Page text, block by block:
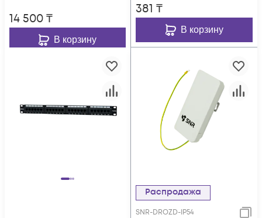
14 500₸
В корзину
381 ₸
В корзину
Распродажа
SNR-DROZD-IP54